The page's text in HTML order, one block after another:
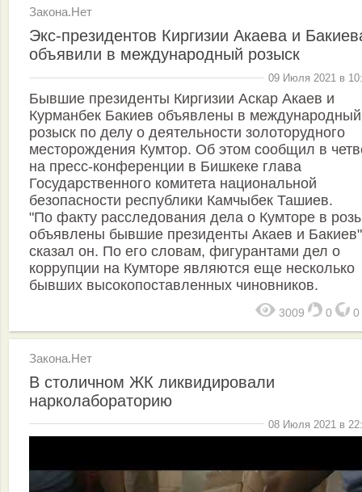
Закона.Нет
Экс-президентов Киргизии Акаева и
объявили в международный розыск
09 Июля 2021 в
Бывшие президенты Киргизии Аскар Акаев и
Курманбек Бакиев объявлены в международный
розыск по делу о деятельности золоторудного
месторождения Кумтор. Об этом сообщил в
на пресс-конференции в Бишкеке глава
Государственного комитета национальной
безопасности республики Камчыбек Ташиев.
"По факту расследования дела о Кумторе в
объявлены бывшие президенты Акаев и
сказал он. По его словам, фигурантами дел о
коррупции на Кумторе являются еще несколько
бывших высокопоставленных чиновников.
3009 0 0
Закона.Нет
В столичном ЖК ликвидировали
нарколабораторию
08 Июля 2021 в